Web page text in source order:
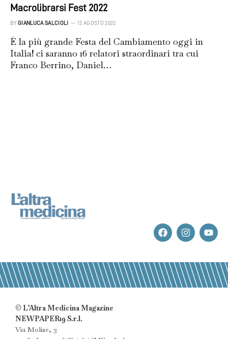
Macrolibrarsi Fest 2022
BY GIANLUCA SALCIOLI 12 AGOSTO 2022
È la più grande Festa del Cambiamento oggi in
Italia! ci saranno 16 relatori straordinari tra cui
Franco Berrino, Daniel…
© L’Altra Medicina Magazine
NEWPAPER19 S.r.l.
Via Molise, 3